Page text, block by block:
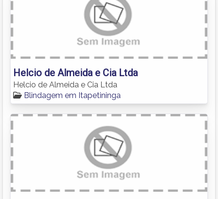
Helcio de Almeida e Cia Ltda
Helcio de Almeida e Cia Ltda
Blindagem em Itapetininga